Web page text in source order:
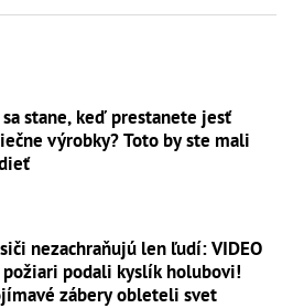
sa stane, keď prestanete jesť
výrobky? Toto by ste mali
nezachraňujú len ľudí: VIDEO
požiari podali kyslík holubovi!
zábery obleteli svet